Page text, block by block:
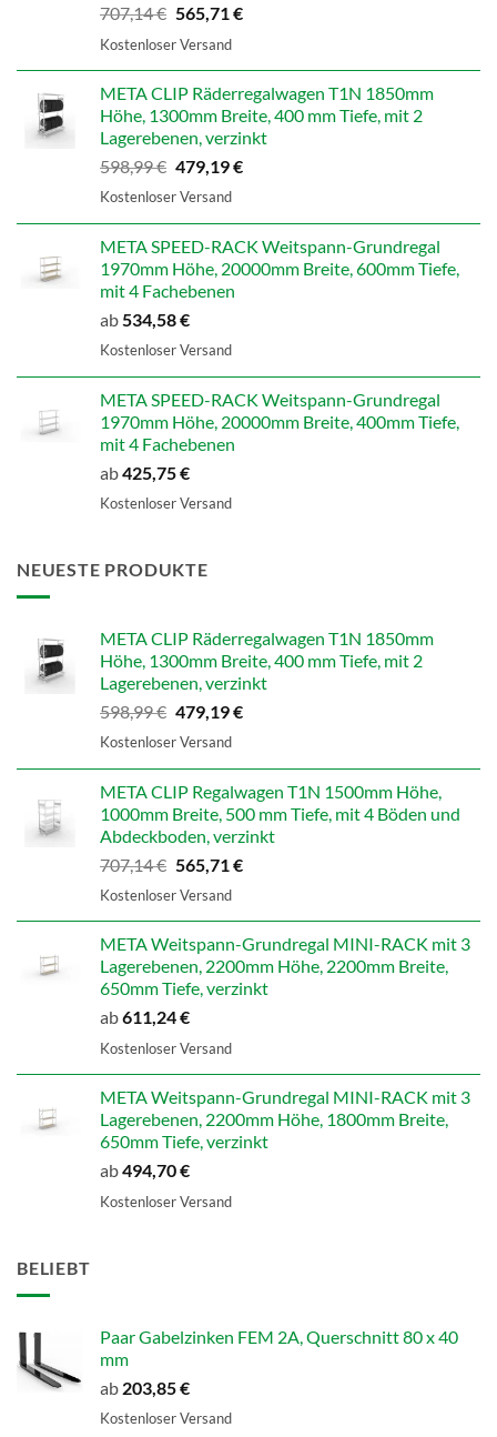
707,14€ Ursprünglicher
Preis
565,71€Aktueller
Kostenloser Versand
META CLIP Räderregalwagen T1N 1850mm
Höhe, 1300mm Breite, 400 mm Tiefe, mit 2
Lagerebenen, verzinkt
598,99€ Ursprünglicher
Preis
479,19€Aktueller
Kostenloser Versand
META SPEED-RACK Weitspann-Grundregal
1970mm Höhe, 20000mm Breite, 600mm Tiefe,
mit 4 Fachebenen
ab 534,58€
Kostenloser Versand
META SPEED-RACK Weitspann-Grundregal
1970mm Höhe, 20000mm Breite, 400mm Tiefe,
mit 4 Fachebenen
ab425,75€
Kostenloser Versand
NEUESTE PRODUKTE
META CLIP Räderregalwagen T1N 1850mm
Höhe, 1300mm Breite, 400 mm Tiefe, mit 2
Lagerebenen, verzinkt
598,99€ Ursprünglicher
Preis
479,19€Aktueller
Kostenloser Versand
META CLIP Regalwagen T1N 1500mm Höhe,
1000mm Breite, 500 mm Tiefe, mit 4 Böden und
Abdeckboden, verzinkt
707,14€ Ursprünglicher
Preis
565,71 €Aktueller
Kostenloser Versand
META Weitspann-Grundregal MINI-RACK mit 3
Lagerebenen, 2200mm Höhe, 2200mm Breite,
650mm Tiefe, verzinkt
ab611,24€
Kostenloser Versand
META Weitspann-Grundregal MINI-RACK mit 3
Lagerebenen, 2200mm Höhe, 1800mm Breite,
650mm Tiefe, verzinkt
ab494,70€
Kostenloser Versand
BELIEBT
Paar Gabelzinken FEM 2A, Querschnitt 80 x 40
mm
ab 203,85€
Kostenloser Versand